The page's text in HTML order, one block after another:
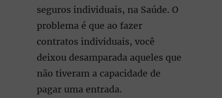
seguros individuais, na Saúde. O
problema é que ao fazer
contratos individuais, você
deixou desamparada aqueles que
não tiveram a capacidade de
pagar uma entrada.